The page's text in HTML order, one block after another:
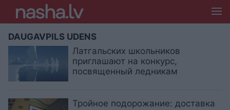
DAUGAVPILS UDENS
Латгальских школьников
приглашают на конкурс,
посвященный ледникам
Тройное подорожание: доставка